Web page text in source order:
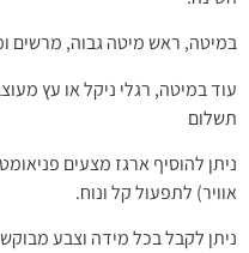
במיטה, ראש מיטה גבוה, מרשים
עוד במיטה, רגלי ניקל או עץ
תשלום
ניתן להוסיף ארגז מצעים
אוויר) לתפעול קל ונוח.
ניתן לקבל בכל מידה וצבע